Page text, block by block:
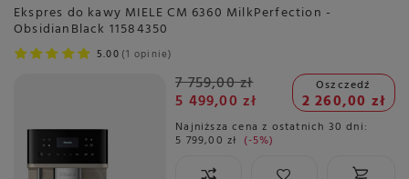
Ekspres do kawy MIELE CM 6360 MilkPerfection -
ObsidianBlack 11584350
5.00 1 opinie
7 759,00 zł
5 499,00 zł
Oszczedź
2 260,00 zł
Najniższa cena z ostatnich 30 dni:
5 799,00 zł -5%